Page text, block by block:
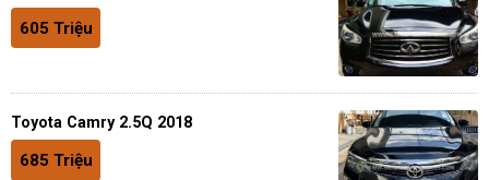
605 Triệu
Toyota Camry 2.5Q 2018
685 Triệu